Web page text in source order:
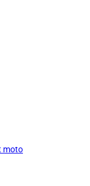
moto